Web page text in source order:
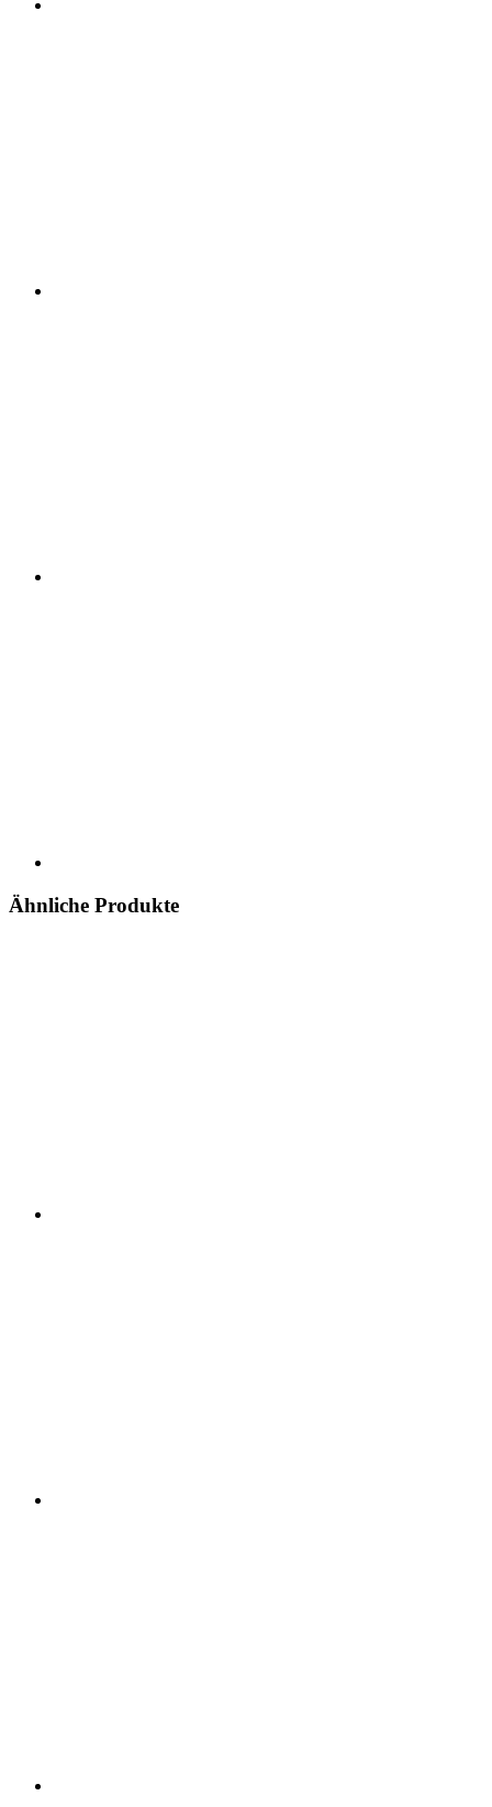
Ähnliche Produkte